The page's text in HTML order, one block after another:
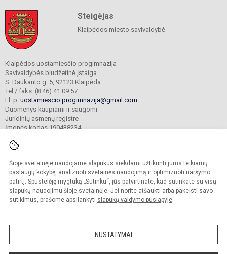
Šioje svetainėje naudojame slapukus siekdami užtikrinti jums teikiamų
paslaugų kokybę, analizuoti svetainės naudojimą ir optimizuoti naršymo
patirtį. Spustelėję mygtuką „Sutinku“, jūs patvirtinate, kad sutinkate su visų
slapukų naudojimu šioje svetainėje. Jei norite atšaukti arba pakeisti savo
sutikimus, prašome apsilankyti slapukų valdymo puslapyje.
NUSTATYMAI
Steigėjas
Klaipėdos miesto savivaldybė
Klaipėdos uostamiesčio progimnazija
Savivaldybės biudžetinė įstaiga
S. Daukanto g. 5, 92123 Klaipėda
Tel./ faks. (8 46) 41 09 57
El. p. uostamiescio.progimnazija@gmail.com
Duomenys kaupiami ir saugomi
Juridinių asmenų registre
Įmonės kodas 190438234
© 2023. Klaipėdos uostamiesčio progimnazija. Visos teisės saugomos.
Kopijuoti turinį be raštiško gimnazijos sutikimo griežtai draudžiama.
Prieinamumo paraiška Slapukų valdymas
Sumanus būdas atnaujinti